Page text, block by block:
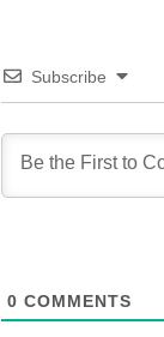
Subscribe
0 COMMENTS